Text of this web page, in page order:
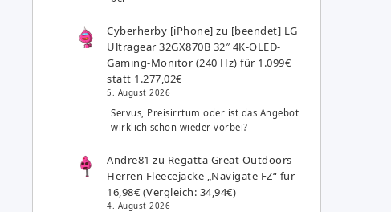
Cyberherby [iPhone] zu [beendet] LG
Ultragear 32GX870B 32″ 4K-OLED-
Gaming-Monitor (240 Hz) für 1.099€
statt 1.277,02€
5. August 2026
Servus, Preisirrtum oder ist das Angebot
wirklich schon wieder vorbei?
Andre81 zu Regatta Great Outdoors
Herren Fleecejacke „Navigate FZ“ für
16,98€ (Vergleich: 34,94€)
4. August 2026